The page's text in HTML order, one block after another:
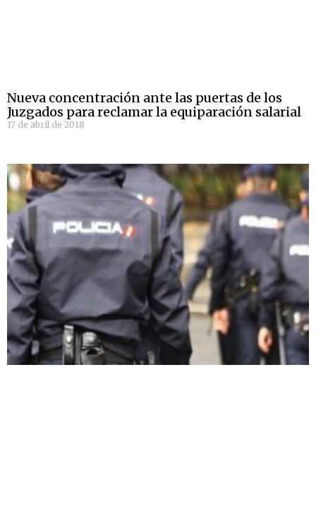
Nueva concentración ante las puertas de los
Juzgados para reclamar la equiparación salarial
17 de abril de 2018